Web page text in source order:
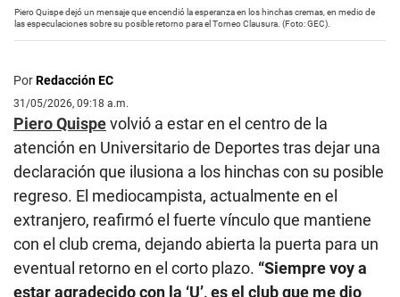
Piero Quispe dejó un mensaje que encendió la esperanza en los hinchas cremas, en medio de
las especulaciones sobre su posible retorno para el Torneo Clausura. (Foto: GEC).
PorRedacción EC
31/05/2026, 09:18 a.m.
Piero Quispevolvió a estar en el centro de la
atención en Universitario de Deportes tras dejar una
declaración que ilusiona a los hinchas con su posible
regreso. El mediocampista, actualmente en el
extranjero, reafirmó el fuerte vínculo que mantiene
con el club crema, dejando abierta la puerta para un
eventual retorno en el corto plazo. “Siempre voy a
estar agradecido con la ‘U’, es el club que me dio